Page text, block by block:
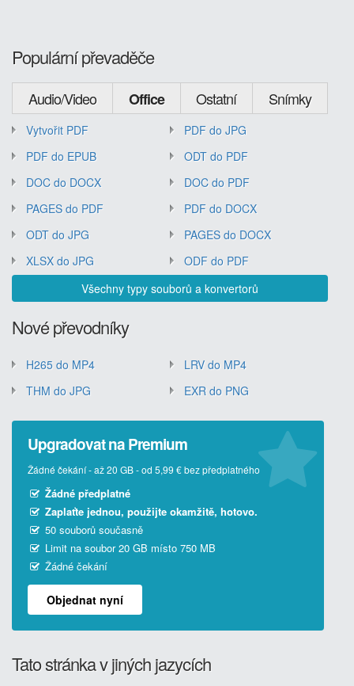
Populární převaděče
Audio/Video Office Ostatní Snímky
Vytvořit PDF
PDF do JPG
PDF do EPUB
ODT do PDF
DOC do DOCX
DOC do PDF
PAGES do PDF
PDF do DOCX
ODT do JPG
PAGES do DOCX
XLSX do JPG
ODF do PDF
Všechny typy souborů a konvertorů
Nové převodníky
H265 do MP4
LRV do MP4
THM do JPG
EXR do PNG
Upgradovat na Premium
Žádné čekání - až 20 GB - od 5,99 € bez předplatného
Žádné předplatné
Zaplaťte jednou, použijte okamžitě, hotovo.
50 souborů současně
Limit na soubor 20 GB místo 750 MB
Žádné čekání
Objednat nyní
Tato stránka v jiných jazycích